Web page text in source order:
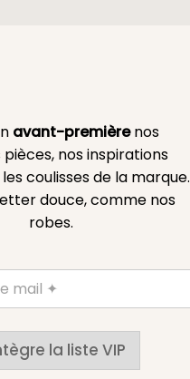
avant-premièrenos
pièces, nos inspirations
coulisses de la marque.
douce, comme nos
robes.
la liste VIP